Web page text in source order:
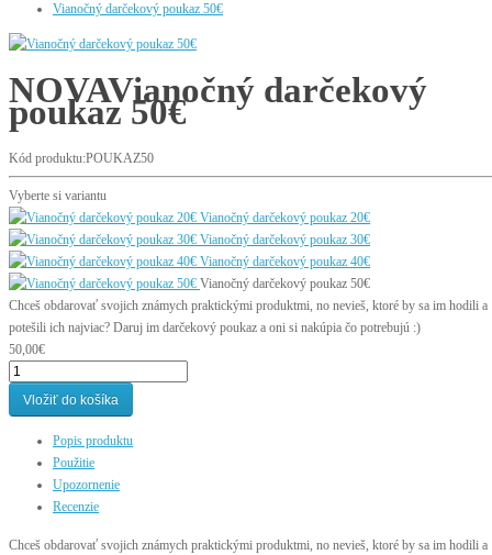
Vianočný darčekový poukaz 50€
NOVAVianočný darčekový
poukaz 50€
Kód produktu:POUKAZ50
Vyberte si variantu
Vianočný darčekový poukaz 20€
Vianočný darčekový poukaz 30€
Vianočný darčekový poukaz 40€
Vianočný darčekový poukaz 50€
Chceš obdarovať svojich známych praktickými produktmi, no nevieš, ktoré by sa im hodili a
potešili ich najviac? Daruj im darčekový poukaz a oni si nakúpia čo potrebujú :)
50,00€
Vložiť do košíka
Popis produktu
Použitie
Upozornenie
Recenzie
Chceš obdarovať svojich známych praktickými produktmi, no nevieš, ktoré by sa im hodili a